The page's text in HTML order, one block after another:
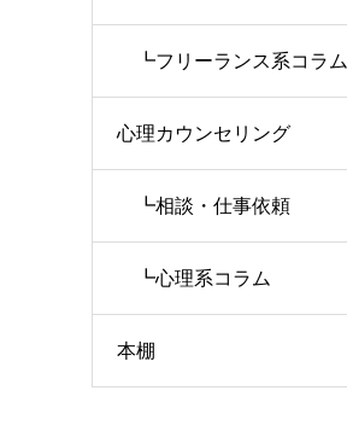
┗フリーランス系コラム
心理カウンセリング
┗相談・仕事依頼
┗心理系コラム
本棚